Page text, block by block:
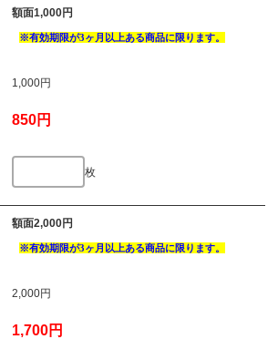
額面1,000円
1,000円
850円
枚
額面2,000円
2,000円
1,700円